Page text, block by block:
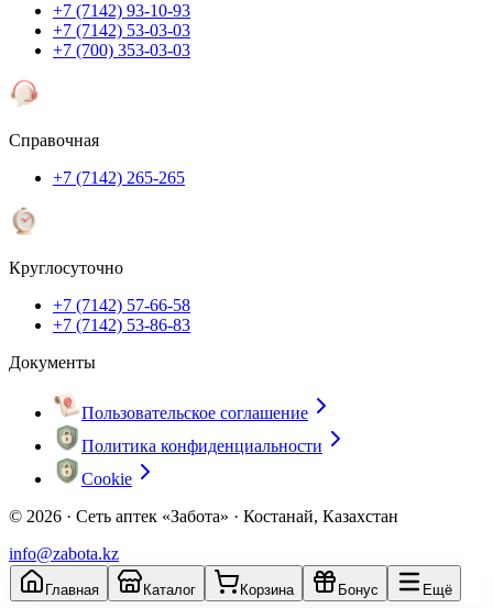
+7 (7142) 93-10-93
+7 (7142) 53-03-03
+7 (700) 353-03-03
Справочная
+7 (7142) 265-265
Круглосуточно
+7 (7142) 57-66-58
+7 (7142) 53-86-83
Документы
Пользовательское соглашение
Политика конфиденциальности
Cookie
© 2026 · Сеть аптек «Забота» · Костанай, Казахстан
info@zabota.kz
Главная Каталог Корзина Бонус Ещё